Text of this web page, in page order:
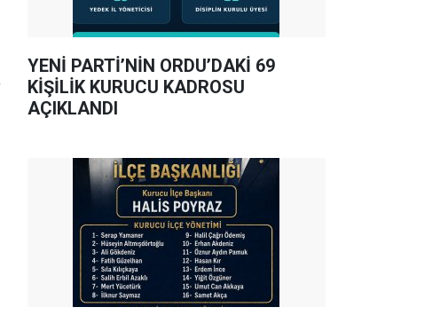
YENİ PARTİ’NİN ORDU’DAKİ 69
KİŞİLİK KURUCU KADROSU
AÇIKLANDI